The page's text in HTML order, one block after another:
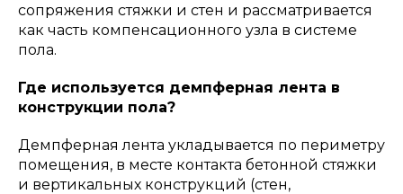
сопряжения стяжки и стен и рассматривается
как часть компенсационного узла в системе
пола.
Где используется демпферная лента в
конструкции пола?
Демпферная лента укладывается по периметру
помещения, в месте контакта бетонной стяжки
и вертикальных конструкций (стен,